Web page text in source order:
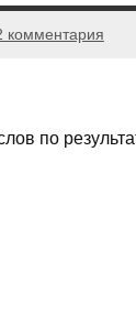
комментария
по